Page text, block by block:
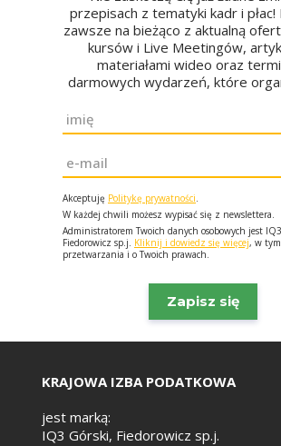
przepisach z tematyki kadr i płac!
zawsze na bieżąco z aktualną
kursów i Live Meetingów,
materiałami wideo oraz
darmowych wydarzeń, które
Imię
*
Email
*
Akceptuję Politykę prywatności.
W każdej chwili możesz wypisać się z newslettera.
Administratorem Twoich danych osobowych jest
Fiedorowicz sp.j. Kliknij i dowiedz się więcej, w tym
przetwarzania i o Twoich prawach.
KRAJOWA IZBA PODATKOWA
jest marką:
IQ3 Górski, Fiedorowicz sp.j.